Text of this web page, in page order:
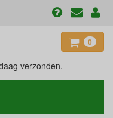
0
verzonden.